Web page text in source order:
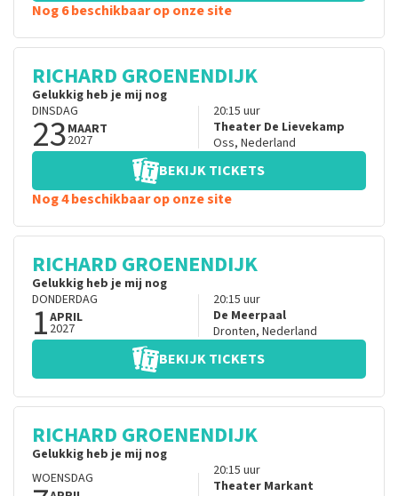
Nog 6 beschikbaar op onze site
RICHARD GROENENDIJK
Gelukkig heb je mij nog
DINSDAG
23MAART
2027
20:15 uur
Theater De Lievekamp
Oss, Nederland
BEKIJK TICKETS
Nog 4 beschikbaar op onze site
RICHARD GROENENDIJK
Gelukkig heb je mij nog
DONDERDAG
1APRIL
2027
20:15 uur
De Meerpaal
Dronten, Nederland
BEKIJK TICKETS
RICHARD GROENENDIJK
Gelukkig heb je mij nog
WOENSDAG
20:15 uur
Theater Markant